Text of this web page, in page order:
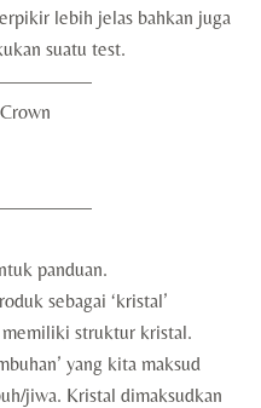
lebih jelas bahkan juga
suatu test.
panduan.
sebagai ‘kristal’
struktur kristal.
yang kita maksud
jiwa. Kristal dimaksudkan